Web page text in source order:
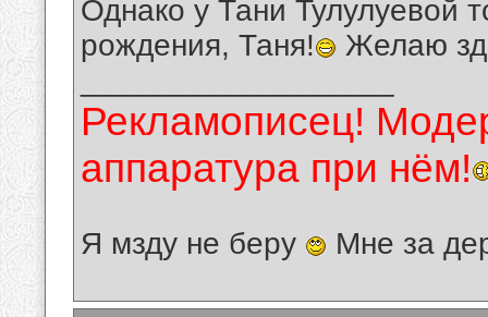
Однако у Тани Тулулуевой
рождения, Таня!
Желаю
Рекламописец!
аппаратура при нём!
Я мзду не беру Мне за